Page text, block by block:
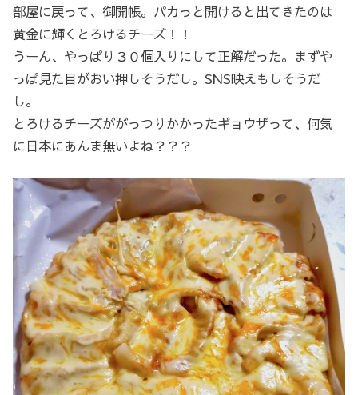
部屋に戻って、御開帳。パカっと開けると出てきたのは
黄金に輝くとろけるチーズ！！
うーん、やっぱり３０個入りにして正解だった。まずや
っぱ見た目がおい押しそうだし。SNS映えもしそうだ
し。
とろけるチーズががっつりかかったギョウザって、何気
に日本にあんま無いよね？？？